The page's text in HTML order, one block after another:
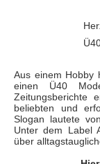
Aus einem Hobby
einen Ü40
Zeitungsberichte
beliebten und
Slogan lautete
Unter dem Label
über